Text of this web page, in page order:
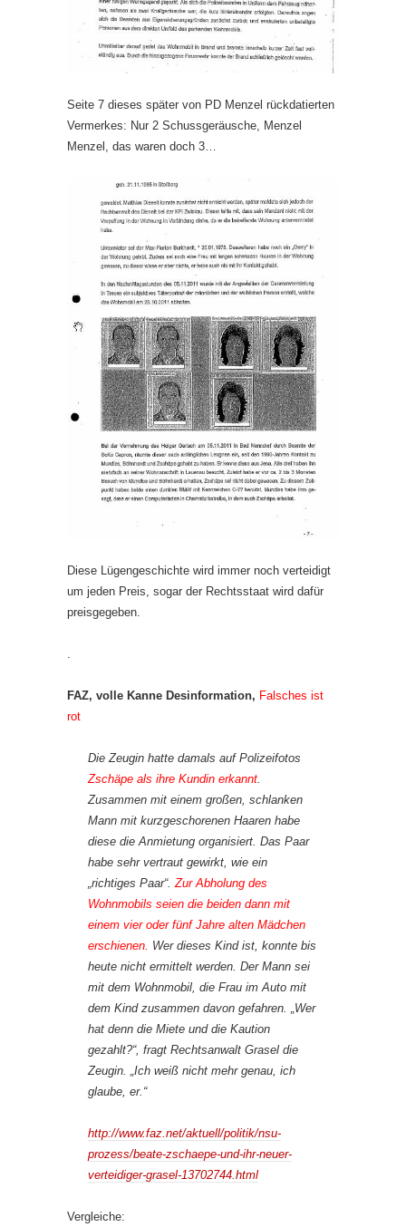
Seite 7 dieses später von PD Menzel rückdatierten
Vermerkes: Nur 2 Schussgeräusche, Menzel
Menzel, das waren doch 3…
Diese Lügengeschichte wird immer noch verteidigt
um jeden Preis, sogar der Rechtsstaat wird dafür
preisgegeben.
.
FAZ, volle Kanne Desinformation, Falsches ist
rot
Die Zeugin hatte damals auf Polizeifotos
Zschäpe als ihre Kundin erkannt.
Zusammen mit einem großen, schlanken
Mann mit kurzgeschorenen Haaren habe
diese die Anmietung organisiert. Das Paar
habe sehr vertraut gewirkt, wie ein
„richtiges Paar“. Zur Abholung des
Wohnmobils seien die beiden dann mit
einem vier oder fünf Jahre alten Mädchen
erschienen. Wer dieses Kind ist, konnte bis
heute nicht ermittelt werden. Der Mann sei
mit dem Wohnmobil, die Frau im Auto mit
dem Kind zusammen davon gefahren. „Wer
hat denn die Miete und die Kaution
gezahlt?“, fragt Rechtsanwalt Grasel die
Zeugin. „Ich weiß nicht mehr genau, ich
glaube, er.“
http://www.faz.net/aktuell/politik/nsu-
prozess/beate-zschaepe-und-ihr-neuer-
verteidiger-grasel-13702744.html
Vergleiche: